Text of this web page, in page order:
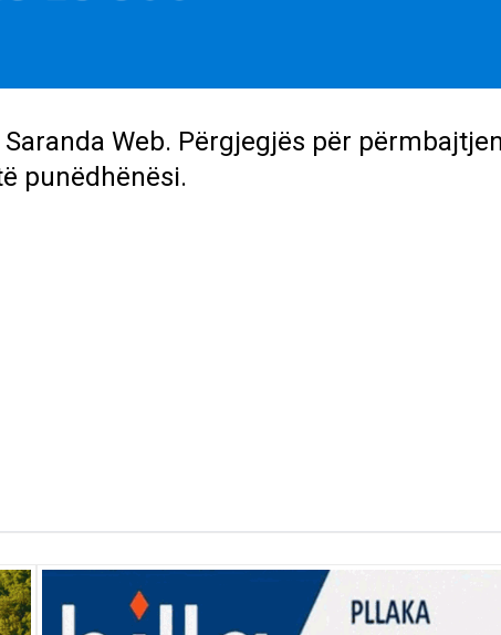
Saranda Web. Përgjegjës për
punëdhënësi.